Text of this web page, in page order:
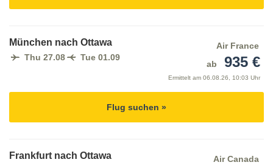
München nach Ottawa
Thu 27.08 Tue 01.09
Air France
ab
935 €
Ermittelt am 06.08.26, 10:03 Uhr
Flug suchen »
Frankfurt nach Ottawa
Air Canada